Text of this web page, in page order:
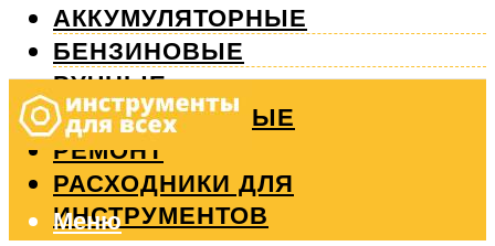
АККУМУЛЯТОРНЫЕ
БЕНЗИНОВЫЕ
РУЧНЫЕ
ИЗМЕРИТЕЛЬНЫЕ
РЕМОНТ
РАСХОДНИКИ ДЛЯ
ИНСТРУМЕНТОВ
Меню